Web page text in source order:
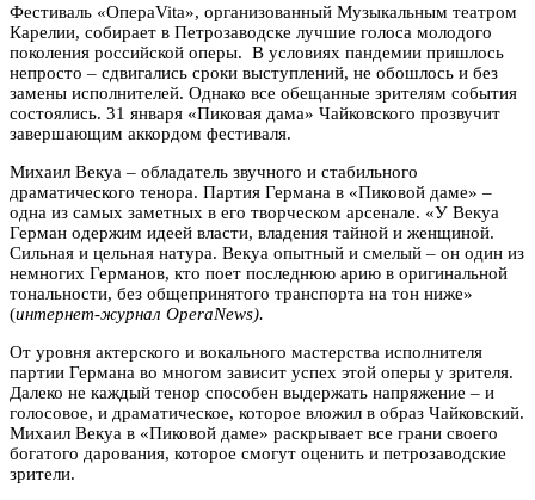
Фестиваль «ОпераVita», организованный Музыкальным театром
Карелии, собирает в Петрозаводске лучшие голоса молодого
поколения российской оперы. В условиях пандемии пришлось
непросто – сдвигались сроки выступлений, не обошлось и без
замены исполнителей. Однако все обещанные зрителям события
состоялись. 31 января «Пиковая дама» Чайковского прозвучит
завершающим аккордом фестиваля.
Михаил Векуа – обладатель звучного и стабильного
драматического тенора. Партия Германа в «Пиковой даме» –
одна из самых заметных в его творческом арсенале. «У Векуа
Герман одержим идеей власти, владения тайной и женщиной.
Сильная и цельная натура. Векуа опытный и смелый – он один из
немногих Германов, кто поет последнюю арию в оригинальной
тональности, без общепринятого транспорта на тон ниже»
(интернет-журнал OperaNews).
От уровня актерского и вокального мастерства исполнителя
партии Германа во многом зависит успех этой оперы у зрителя.
Далеко не каждый тенор способен выдержать напряжение – и
голосовое, и драматическое, которое вложил в образ Чайковский.
Михаил Векуа в «Пиковой даме» раскрывает все грани своего
богатого дарования, которое смогут оценить и петрозаводские
зрители.